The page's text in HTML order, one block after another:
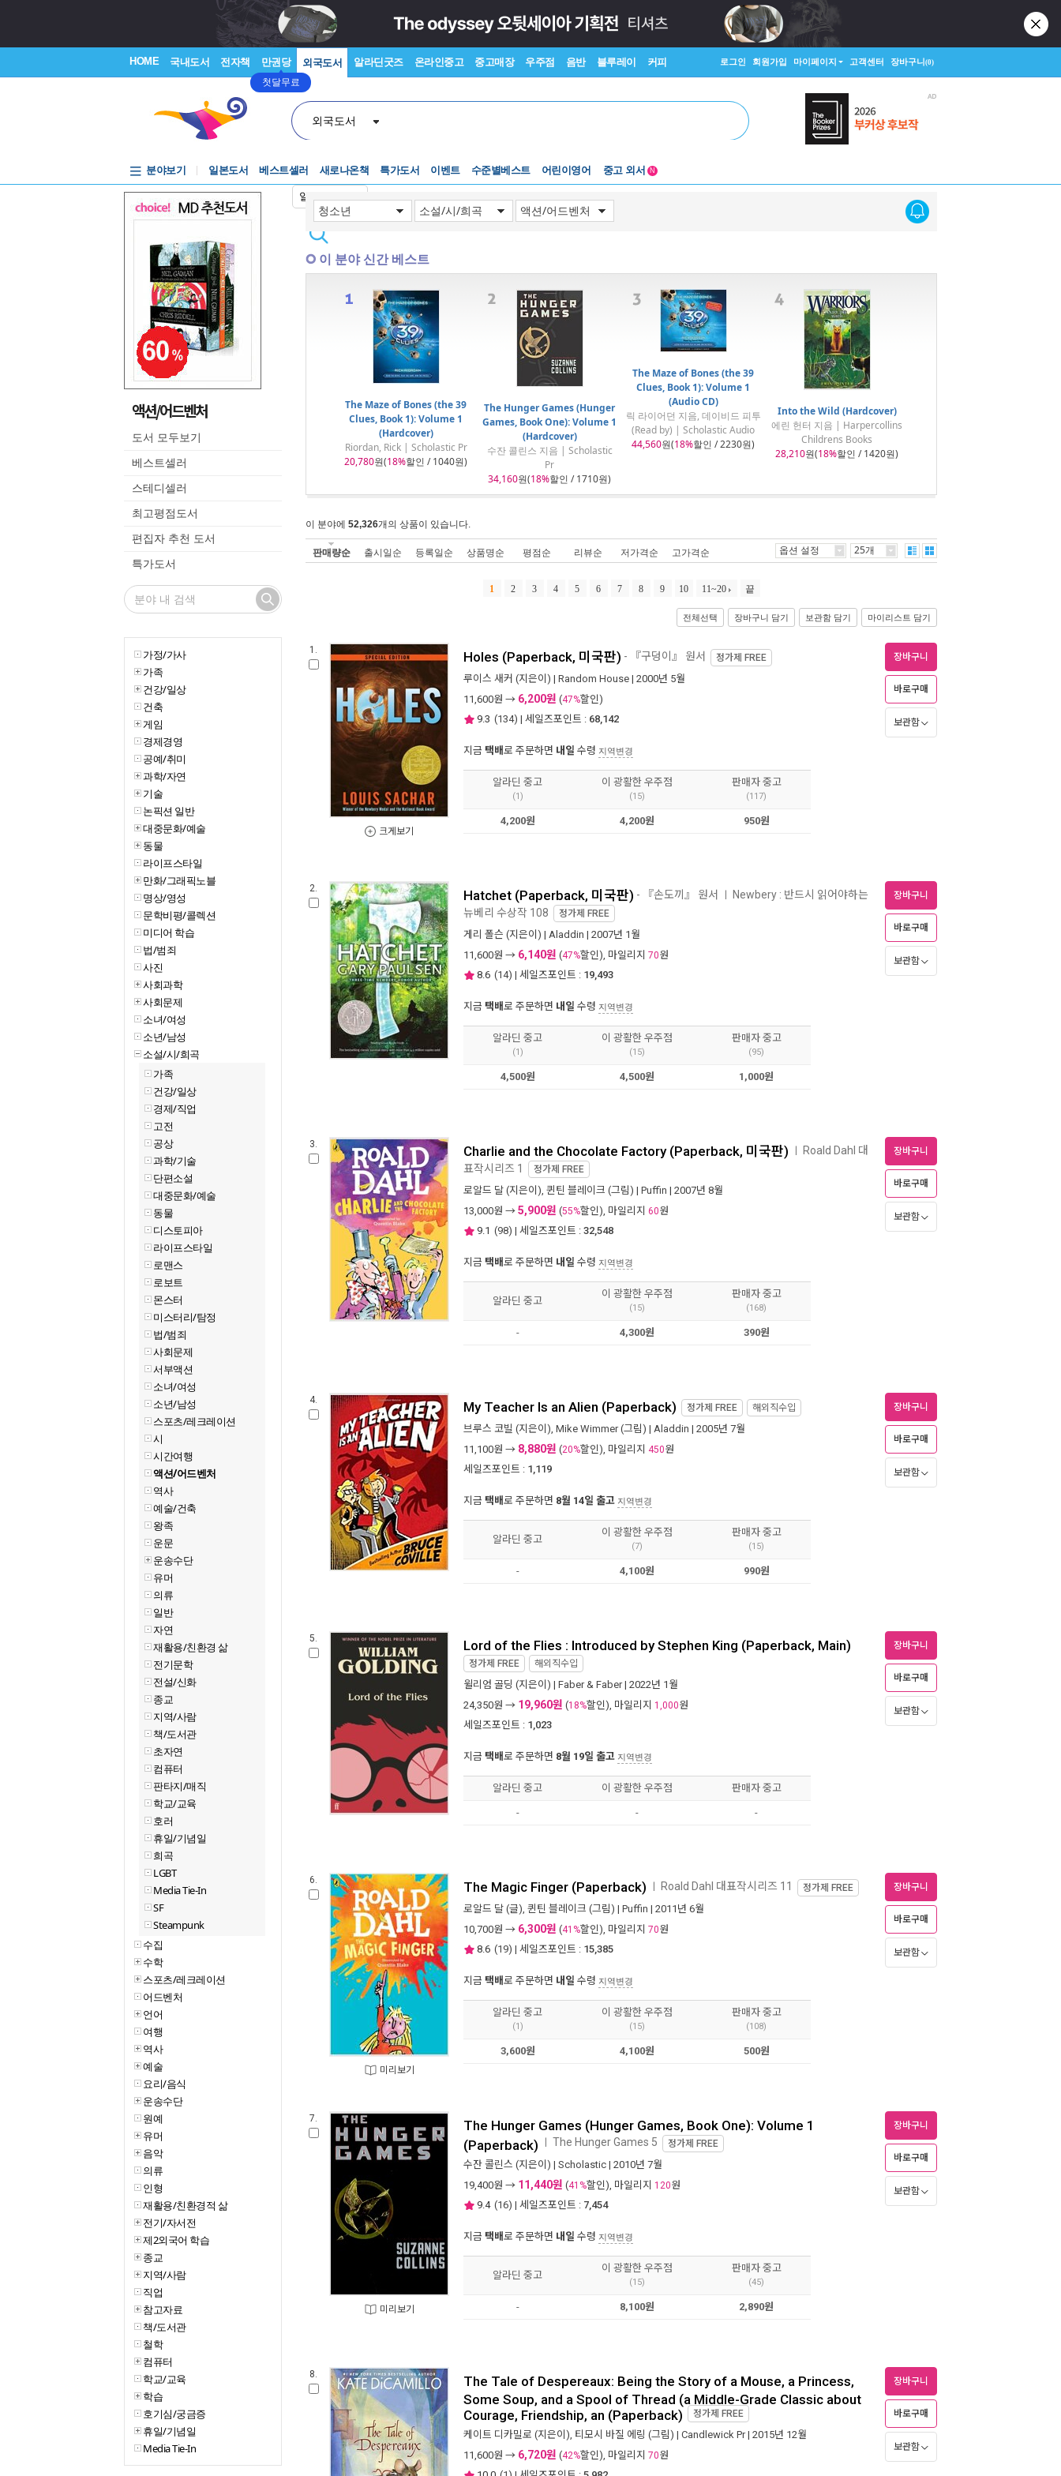
HOME 국내도서 전자책 만권당
첫달무료
외국도서 알라딘굿즈 온라인중고 중고매장 우주점 음반 블루레이 커피 로그인 회원가입 마이페이지 고객센터 장바구니(0)
외국도서
일본어입력기
분야보기 일본도서 베스트셀러 새로나온책 특가도서 이벤트
수준별베스트
수준별베스트
어린이영어
중고 외서
중고 외서
N
액션/어드벤처
도서 모두보기
베스트셀러
스테디셀러
최고평점도서
편집자 추천 도서
특가도서
가정/가사
가족
건강/일상
건축
게임
경제경영
공예/취미
과학/자연
기술
논픽션 일반
대중문화/예술
동물
라이프스타일
만화/그래픽노블
명상/영성
문학비평/콜렉션
미디어 학습
법/범죄
사진
사회과학
사회문제
소녀/여성
소년/남성
소설/시/희곡
가족
건강/일상
경제/직업
고전
공상
과학/기술
단편소설
대중문화/예술
동물
디스토피아
라이프스타일
로맨스
로보트
몬스터
미스터리/탐정
법/범죄
사회문제
서부액션
소녀/여성
소년/남성
스포츠/레크레이션
시
시간여행
액션/어드벤처
역사
예술/건축
왕족
운문
운송수단
유머
의류
일반
자연
재활용/친환경 삶
전기문학
전설/신화
종교
지역/사람
책/도서관
초자연
컴퓨터
판타지/매직
학교/교육
호러
휴일/기념일
희곡
LGBT
Media Tie-In
SF
Steampunk
수집
수학
스포츠/레크레이션
어드벤처
언어
여행
역사
예술
요리/음식
운송수단
원예
유머
음악
의류
인형
재활용/친환경적 삶
전기/자서전
제2외국어 학습
종교
지역/사람
직업
참고자료
책/도서관
철학
컴퓨터
학교/교육
학습
호기심/궁금증
휴일/기념일
Media Tie-In
이 분야 신간 베스트
The Maze of Bones (the 39
Clues, Book 1): Volume 1
(Hardcover)
Riordan, Rick | Scholastic Pr
20,780원(18%할인 / 1040원)
The Hunger Games (Hunger
Games, Book One): Volume 1
(Hardcover)
수잔 콜린스 지음 | Scholastic
Pr
34,160원(18%할인 / 1710원)
The Maze of Bones (the 39
Clues, Book 1): Volume 1
(Audio CD)
릭 라이어던 지음, 데이비드 피투
(Read by) | Scholastic Audio
44,560원(18%할인 / 2230원)
Into the Wild (Hardcover)
에린 헌터 지음 | Harpercollins
Childrens Books
28,210원(18%할인 / 1420원)
이 분야에 52,326개의 상품이 있습니다.
판매량순 출시일순 등록일순 상품명순 평점순 리뷰순 저가격순 고가격순 옵션 설정 25개
1 2 3 4 5 6 7 8 9 10 11~20 끝
전체선택 장바구니 담기 보관함 담기 마이리스트 담기
1.
크게보기
Holes (Paperback, 미국판) - 『구덩이』 원서 정가제 FREE
루이스 새커 (지은이) | Random House | 2000년 5월
11,600원 → 6,200원 (47%할인)
9.3 (134) | 세일즈포인트 : 68,142
지금 택배로 주문하면 내일 수령 지역변경
장바구니
바로구매
보관함
알라딘 중고
(1)
이 광활한 우주점
(15)
판매자 중고
(117)
4,200원 4,200원 950원
2. Hatchet (Paperback, 미국판) - 『손도끼』 원서 Newbery : 반드시 읽어야하는
뉴베리 수상작 108 정가제 FREE
게리 폴슨 (지은이) | Aladdin | 2007년 1월
11,600원 → 6,140원 (47%할인), 마일리지 70원
8.6 (14) | 세일즈포인트 : 19,493
지금 택배로 주문하면 내일 수령 지역변경
장바구니
바로구매
보관함
알라딘 중고
(1)
이 광활한 우주점
(15)
판매자 중고
(95)
4,500원 4,500원 1,000원
3. Charlie and the Chocolate Factory (Paperback, 미국판) Roald Dahl 대
표작시리즈 1 정가제 FREE
로알드 달 (지은이), 퀸틴 블레이크 (그림) | Puffin | 2007년 8월
13,000원 → 5,900원 (55%할인), 마일리지 60원
9.1 (98) | 세일즈포인트 : 32,548
지금 택배로 주문하면 내일 수령 지역변경
장바구니
바로구매
보관함
알라딘 중고
이 광활한 우주점
(15)
판매자 중고
(168)
- 4,300원 390원
4. My Teacher Is an Alien (Paperback) 정가제 FREE 해외직수입
브루스 코빌 (지은이), Mike Wimmer(그림) | Aladdin | 2005년 7월
11,100원 → 8,880원 (20%할인), 마일리지 450원
세일즈포인트 : 1,119
지금 택배로 주문하면 8월 14일 출고 지역변경
장바구니
바로구매
보관함
알라딘 중고
이 광활한 우주점
(7)
판매자 중고
(15)
- 4,100원 990원
5. Lord of the Flies : Introduced by Stephen King (Paperback, Main)
정가제 FREE 해외직수입
윌리엄 골딩 (지은이) | Faber & Faber| 2022년 1월
24,350원 → 19,960원 (18%할인), 마일리지 1,000원
세일즈포인트 : 1,023
지금 택배로 주문하면 8월 19일 출고 지역변경
장바구니
바로구매
보관함
알라딘 중고 이 광활한 우주점 판매자 중고
- - -
6.
미리보기
The Magic Finger (Paperback) Roald Dahl 대표작시리즈 11 정가제 FREE
로알드 달 (글), 퀸틴 블레이크 (그림) | Puffin | 2011년 6월
10,700원 → 6,300원 (41%할인), 마일리지 70원
8.6 (19) | 세일즈포인트 : 15,385
지금 택배로 주문하면 내일 수령 지역변경
장바구니
바로구매
보관함
알라딘 중고
(1)
이 광활한 우주점
(15)
판매자 중고
(108)
3,600원 4,100원 500원
7.
미리보기
The Hunger Games (Hunger Games, Book One): Volume 1
(Paperback) The Hunger Games 5 정가제 FREE
수잔 콜린스 (지은이) | Scholastic | 2010년 7월
19,400원 → 11,440원 (41%할인), 마일리지 120원
9.4 (16) | 세일즈포인트 : 7,454
지금 택배로 주문하면 내일 수령 지역변경
장바구니
바로구매
보관함
알라딘 중고
이 광활한 우주점
(15)
판매자 중고
(45)
- 8,100원 2,890원
8. The Tale of Despereaux: Being the Story of a Mouse, a Princess,
Some Soup, and a Spool of Thread (a Middle-Grade Classic about
Courage, Friendship, an (Paperback)
정가제 FREE
케이트 디카밀로 (지은이), 티모시 바질 에링 (그림) | Candlewick Pr| 2015년 12월
11,600원 → 6,720원 (42%할인), 마일리지 70원
장바구니
바로구매
보관함